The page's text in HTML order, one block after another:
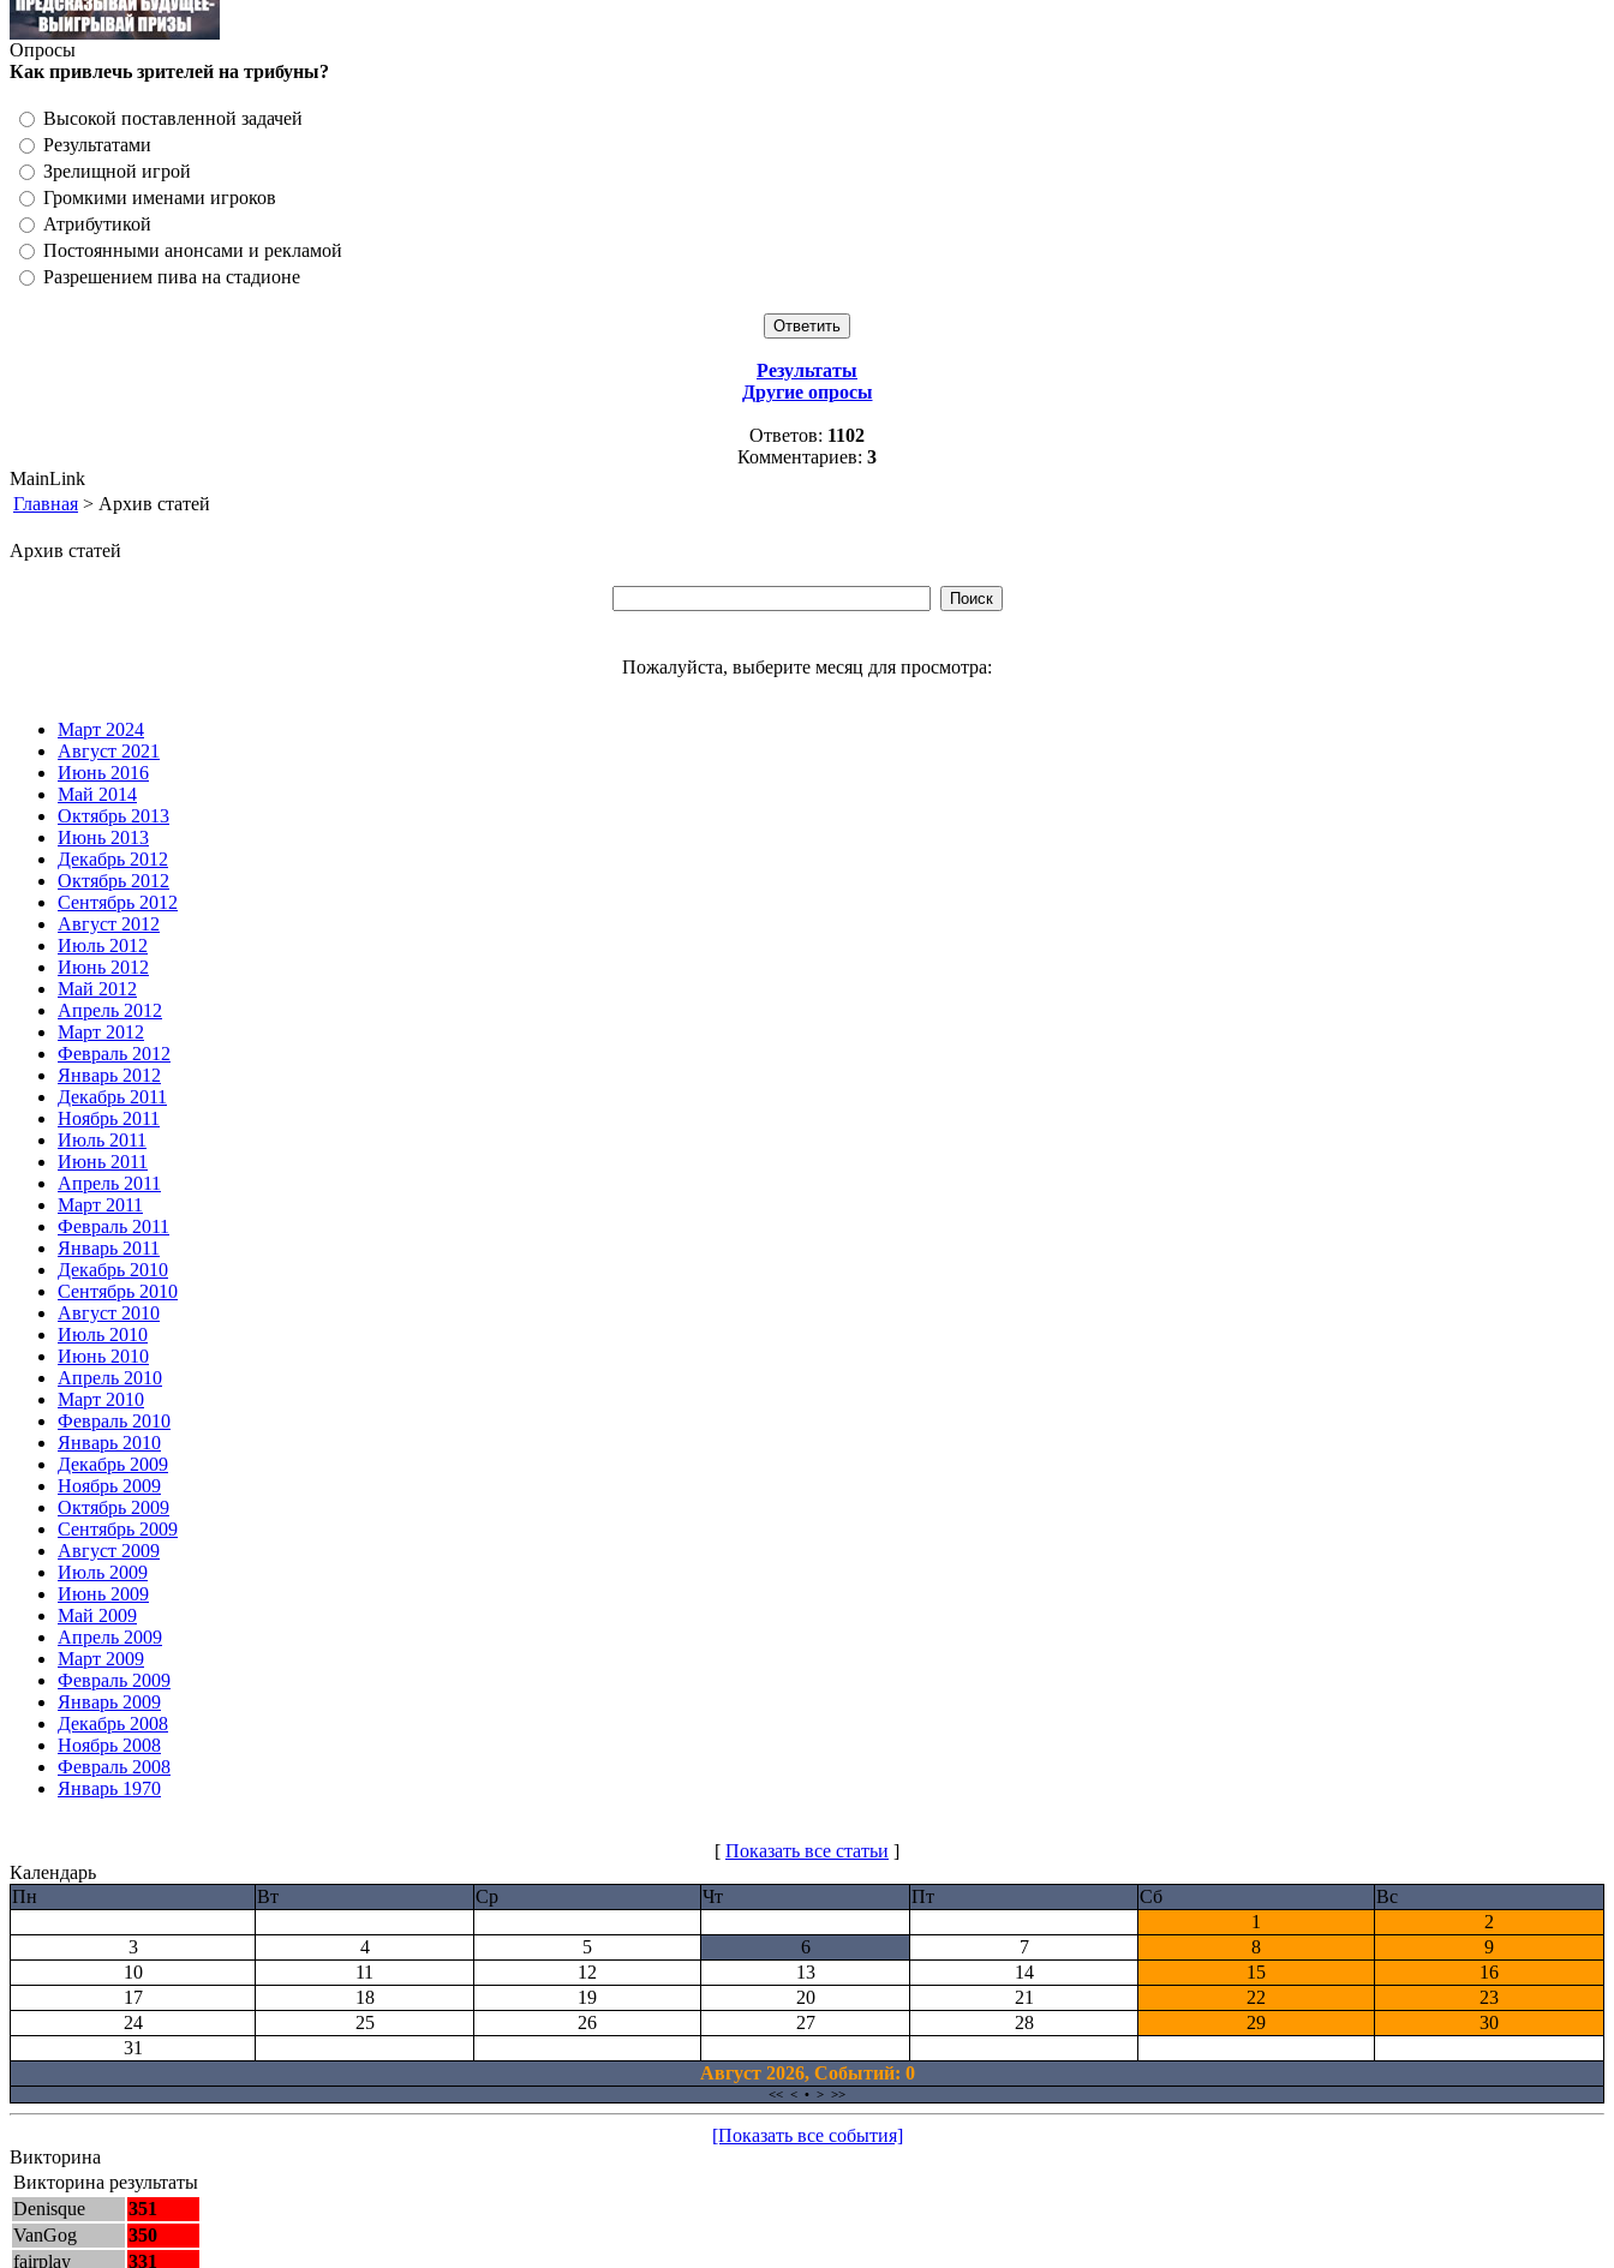
Опросы
Как привлечь зрителей на трибуны?
Высокой поставленной задачей
Результатами
Зрелищной игрой
Громкими именами игроков
Атрибутикой
Постоянными анонсами и рекламой
Разрешением пива на стадионе
Результаты
Другие опросы
Ответов: 1102
Комментариев: 3
MainLink
Главная > Архив статей
Архив статей
Пожалуйста, выберите месяц для просмотра:
Март 2024
Август 2021
Июнь 2016
Май 2014
Октябрь 2013
Июнь 2013
Декабрь 2012
Октябрь 2012
Сентябрь 2012
Август 2012
Июль 2012
Июнь 2012
Май 2012
Апрель 2012
Март 2012
Февраль 2012
Январь 2012
Декабрь 2011
Ноябрь 2011
Июль 2011
Июнь 2011
Апрель 2011
Март 2011
Февраль 2011
Январь 2011
Декабрь 2010
Сентябрь 2010
Август 2010
Июль 2010
Июнь 2010
Апрель 2010
Март 2010
Февраль 2010
Январь 2010
Декабрь 2009
Ноябрь 2009
Октябрь 2009
Сентябрь 2009
Август 2009
Июль 2009
Июнь 2009
Май 2009
Апрель 2009
Март 2009
Февраль 2009
Январь 2009
Декабрь 2008
Ноябрь 2008
Февраль 2008
Январь 1970
[ Показать все статьи ]
Календарь
Пн
Вт Ср Чт Пт Сб
Вс
1
2
3
4 5 6 7 8
9
10
11 12 13 14 15
16
17
18 19 20 21 22
23
24
25 26 27 28 29
30
31
Август 2026, Cобытий: 0
<< < • > >>
[Показать все события]
Викторина
Викторина результаты
Denisque
351
VanGog
350
fairplay
331